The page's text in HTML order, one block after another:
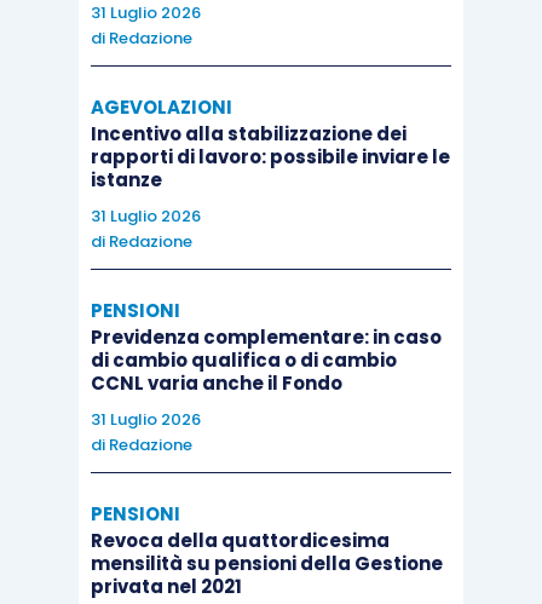
31 Luglio 2026
di Redazione
AGEVOLAZIONI
Incentivo alla stabilizzazione dei
rapporti di lavoro: possibile inviare le
istanze
31 Luglio 2026
di Redazione
PENSIONI
Previdenza complementare: in caso
di cambio qualifica o di cambio
CCNL varia anche il Fondo
31 Luglio 2026
di Redazione
PENSIONI
Revoca della quattordicesima
mensilità su pensioni della Gestione
privata nel 2021